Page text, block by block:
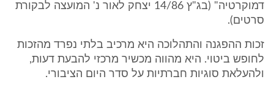
דמוקרטיה" (בג"ץ 14/86 יצחק לאור נ' המועצה לבקורת
סרטים).
זכות ההפגנה והתהלוכה היא מרכיב בלתי נפרד מהזכות
לחופש ביטוי. היא מהווה מכשיר מרכזי להבעת דעות,
ולהעלאת סוגיות חברתיות על סדר היום הציבורי.